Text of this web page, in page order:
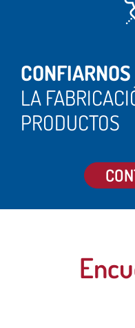
CONFIARNOS
LA
PRODUCTOS